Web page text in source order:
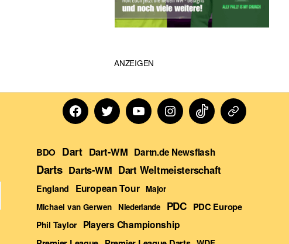
ANZEIGEN
FacebookTwitterYoutubeInstagramTikTokDartn
BDO Dart Dart-WM Dartn.de Newsflash
Darts Darts-WM Dart Weltmeisterschaft
England European Tour Major
Michael van Gerwen Niederlande PDC PDC Europe
Phil Taylor Players Championship